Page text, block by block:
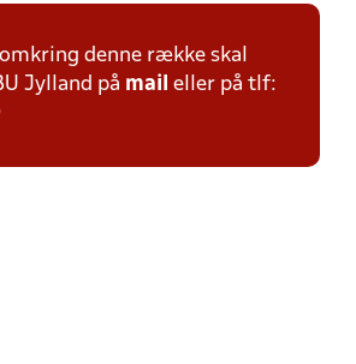
denne række skal
Jylland på mail eller på tlf: